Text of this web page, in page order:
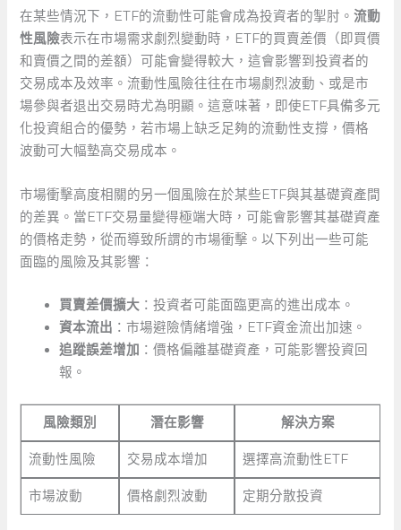
在某些情況下，ETF的流動性可能會成為投資者的掣肘。流動
性風險表示在市場需求劇烈變動時，ETF的買賣差價（即買價
和賣價之間的差額）可能會變得較大，這會影響到投資者的
交易成本及效率。流動性風險往往在市場劇烈波動、或是市
場參與者退出交易時尤為明顯。這意味著，即使ETF具備多元
化投資組合的優勢，若市場上缺乏足夠的流動性支撐，價格
波動可大幅墊高交易成本。
市場衝擊高度相關的另一個風險在於某些ETF與其基礎資產間
的差異。當ETF交易量變得極端大時，可能會影響其基礎資產
的價格走勢，從而導致所謂的市場衝擊。以下列出一些可能
面臨的風險及其影響：
買賣差價擴大 ：投資者可能面臨更高的進出成本。
資本流出 ：市場避險情緒增強，ETF資金流出加速。
追蹤誤差增加 ：價格偏離基礎資產，可能影響投資回
報。
風險類別 潛在影響 解決方案
流動性風險 交易成本增加 選擇高流動性ETF
市場波動 價格劇烈波動 定期分散投資